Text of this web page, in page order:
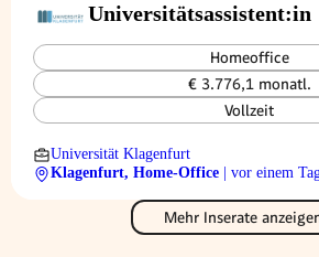
Universitätsassistent:in
Homeoffice
€ 3.776,1 monatl.
Vollzeit
Universität Klagenfurt
Klagenfurt, Home-Office
| vor einem
Mehr Inserate